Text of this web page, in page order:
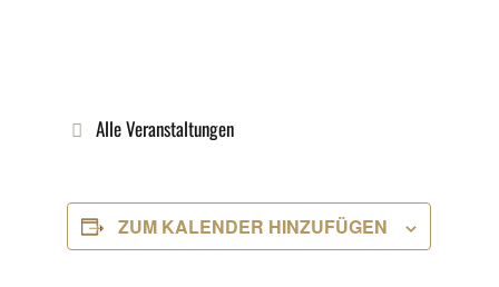
Alle Veranstaltungen
ZUM KALENDER HINZUFÜGEN